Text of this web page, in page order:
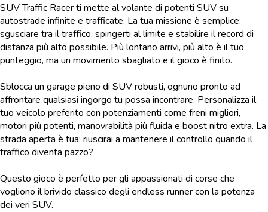
SUV Traffic Racer ti mette al volante di potenti SUV su
autostrade infinite e trafficate. La tua missione è semplice:
sgusciare tra il traffico, spingerti al limite e stabilire il record di
distanza più alto possibile. Più lontano arrivi, più alto è il tuo
punteggio, ma un movimento sbagliato e il gioco è finito.
Sblocca un garage pieno di SUV robusti, ognuno pronto ad
affrontare qualsiasi ingorgo tu possa incontrare. Personalizza il
tuo veicolo preferito con potenziamenti come freni migliori,
motori più potenti, manovrabilità più fluida e boost nitro extra. La
strada aperta è tua: riuscirai a mantenere il controllo quando il
traffico diventa pazzo?
Questo gioco è perfetto per gli appassionati di corse che
vogliono il brivido classico degli endless runner con la potenza
dei veri SUV.